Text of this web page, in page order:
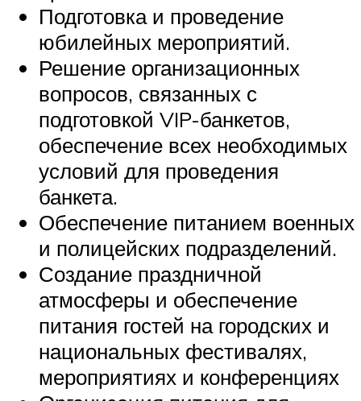
Подготовка и проведение
юбилейных мероприятий.
Решение организационных
вопросов, связанных с
подготовкой VIP-банкетов,
обеспечение всех необходимых
условий для проведения
банкета.
Обеспечение питанием военных
и полицейских подразделений.
Создание праздничной
атмосферы и обеспечение
питания гостей на городских и
национальных фестивалях,
мероприятиях и конференциях